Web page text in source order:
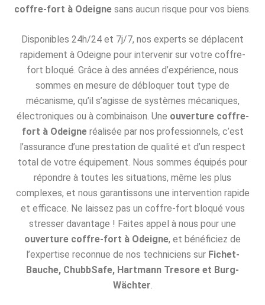
coffre-fort à Odeigne sans aucun risque pour vos biens.
Disponibles 24h/24 et 7j/7, nos experts se déplacent
rapidement à Odeigne pour intervenir sur votre coffre-
fort bloqué. Grâce à des années d’expérience, nous
sommes en mesure de débloquer tout type de
mécanisme, qu’il s’agisse de systèmes mécaniques,
électroniques ou à combinaison. Une ouverture coffre-
fort à Odeigneréalisée par nos professionnels, c’est
l’assurance d’une prestation de qualité et d’un respect
total de votre équipement. Nous sommes équipés pour
répondre à toutes les situations, même les plus
complexes, et nous garantissons une intervention rapide
et efficace. Ne laissez pas un coffre-fort bloqué vous
stresser davantage ! Faites appel à nous pour une
ouverture coffre-fort à Odeigne, et bénéficiez de
l’expertise reconnue de nos techniciens sur Fichet-
Bauche, ChubbSafe, Hartmann Tresore et Burg-
Wächter.